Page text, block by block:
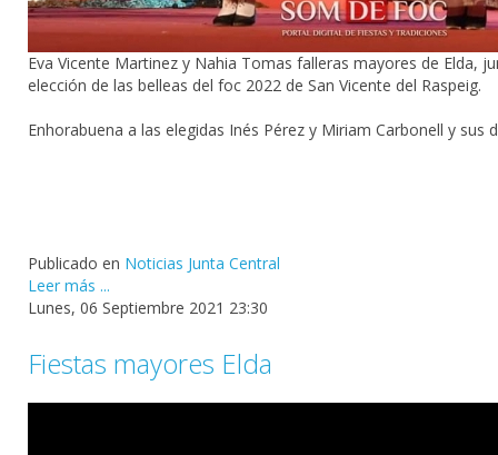
Eva Vicente Martinez y Nahia Tomas falleras mayores de Elda,
elección de las belleas del foc 2022 de San Vicente del Raspeig.
Enhorabuena a las elegidas Inés Pérez y Miriam Carbonell y sus
Publicado en Noticias Junta Central
Leer más ...
Lunes, 06 Septiembre 2021 23:30
Fiestas mayores Elda